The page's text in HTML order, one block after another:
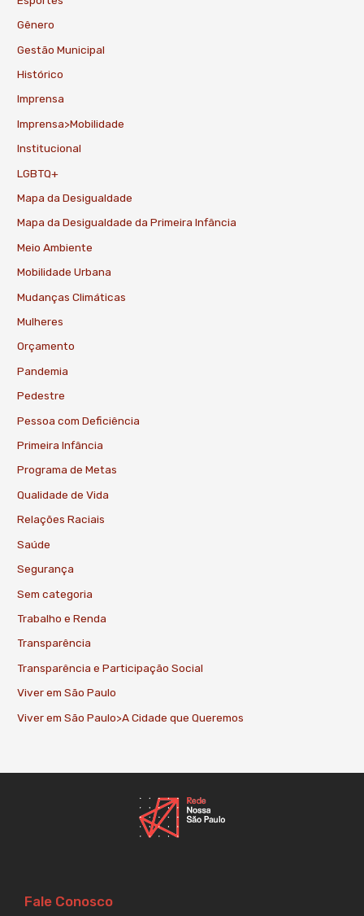
Gênero
Gestão Municipal
Histórico
Imprensa
Imprensa>Mobilidade
Institucional
LGBTQ+
Mapa da Desigualdade
Mapa da Desigualdade da Primeira Infância
Meio Ambiente
Mobilidade Urbana
Mudanças Climáticas
Mulheres
Orçamento
Pandemia
Pedestre
Pessoa com Deficiência
Primeira Infância
Programa de Metas
Qualidade de Vida
Relações Raciais
Saúde
Segurança
Sem categoria
Trabalho e Renda
Transparência
Transparência e Participação Social
Viver em São Paulo
Viver em São Paulo>A Cidade que Queremos
Fale Conosco